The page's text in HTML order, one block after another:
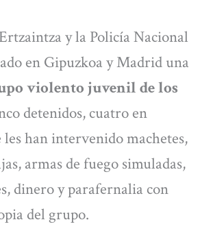
y la Policía Nacional
en Gipuzkoa y Madrid una
violento juvenil de los
detenidos, cuatro en
les han intervenido machetes,
armas de fuego simuladas,
dinero y parafernalia con
del grupo.